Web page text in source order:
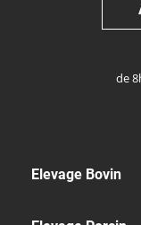
de
Elevage Bovin